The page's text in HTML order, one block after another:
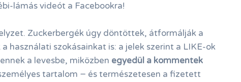
lámás videót a Facebookra!
Zuckerbergék úgy döntöttek, átformálják a
használati szokásainkat is: a jelek szerint a LIKE-ok
a levesbe, miközben egyedül a kommentek
tartalom − és természetesen a fizetett